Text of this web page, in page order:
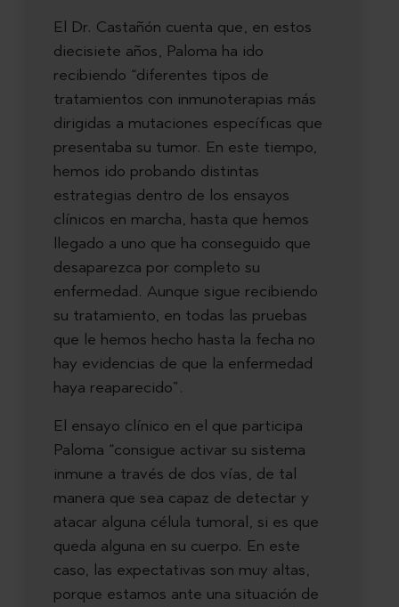
El Dr. Castañón cuenta que, en estos
diecisiete años, Paloma ha ido
recibiendo “diferentes tipos de
tratamientos con inmunoterapias más
dirigidas a mutaciones específicas que
presentaba su tumor. En este tiempo,
hemos ido probando distintas
estrategias dentro de los ensayos
clínicos en marcha, hasta que hemos
llegado a uno que ha conseguido que
desaparezca por completo su
enfermedad. Aunque sigue recibiendo
su tratamiento, en todas las pruebas
que le hemos hecho hasta la fecha no
hay evidencias de que la enfermedad
haya reaparecido”.
El ensayo clínico en el que participa
Paloma “consigue activar su sistema
inmune a través de dos vías, de tal
manera que sea capaz de detectar y
atacar alguna célula tumoral, si es que
queda alguna en su cuerpo. En este
caso, las expectativas son muy altas,
porque estamos ante una situación de